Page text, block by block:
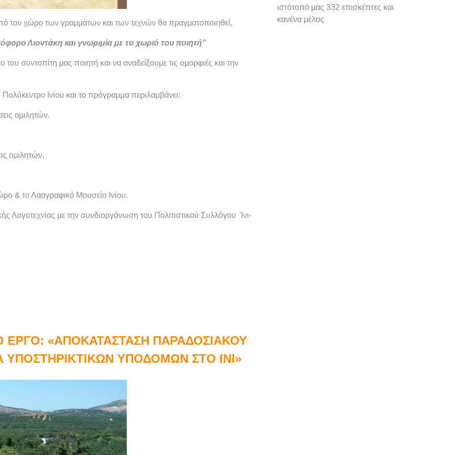
τον χώρο των γραμμάτων και των τεχνών θα πραγματοποιηθεί,
Λιοντάκη και γνωριμία με το χωριό του ποιητή”
συντοπίτη μας ποιητή και να αναδείξουμε τις ομορφιές και την
Ινίου και το πρόγραμμα περιλαμβάνει:
ομιλητών.
ομιλητών,
& το Λαογραφικό Μουσείο Ινίου.
Λογοτεχνίας με την συνδιοργάνωση του Πολιτιστικού Συλλόγου Ίνι-
ΕΡΓΟ: «ΑΠΟΚΑΤΑΣΤΑΣΗ ΠΑΡΑΔΟΣΙΑΚΟΥ
ΥΠΟΣΤΗΡΙΚΤΙΚΩΝ ΥΠΟΔΟΜΩΝ ΣΤΟ INI»
ιστότοπό μας 332 επισκέπτες και
κανένα μέλος